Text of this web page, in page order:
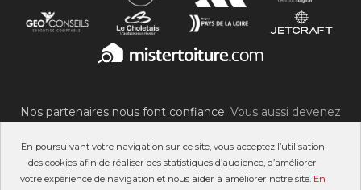
En poursuivant votre navigation sur ce site, vous acceptez l’utilisation
des cookies afin de réaliser des statistiques d’audience, d’améliorer
votre expérience de navigation et nous aider à améliorer notre site. En
Nos partenaires nous font confiance. Vous aussi devenez